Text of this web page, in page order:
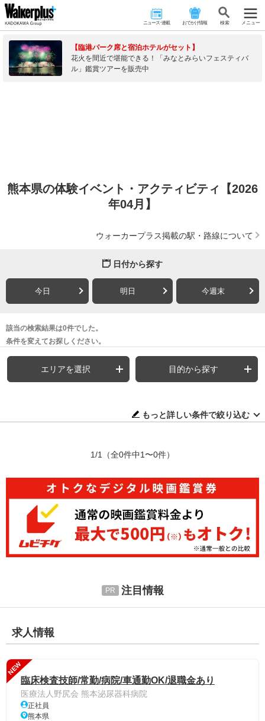
ニュース･連載 おでかけ情報 検 索 メニュー
【臨港パーク席と宿泊ホテルがセット】
花火を間近で堪能できる！「みなとみらいフェスティバ
ル」鑑賞ツアーを販売中
熊本県の体験イベント・アクティビティ【2026
年04月】
ウォーカープラス掲載の駅・路線について
日付から探す
今日 明日 今週末
該当の検索結果は0件でした。
条件を変えてお探しください。
エリアを選択 目的から探す
もっと詳しい条件で絞り込む
1/1 （全0件中1〜0件）
注目情報
求人情報
NEW
臨床検査技師/常勤/病院/車通勤OK/退職金あり
医療法人野尻会 熊本泌尿器科病院
正社員
熊本県